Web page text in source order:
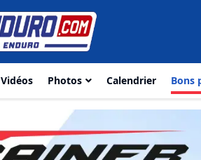
Vidéos Photos Calendrier Bons